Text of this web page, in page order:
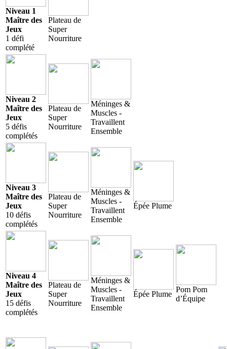
Niveau 1
Maître des
Jeux
1 défi
complété
Plateau de
Super
Nourriture
Niveau 2
Maître des
Jeux
5 défis
complétés
Plateau de
Super
Nourriture
Méninges &
Muscles -
Travaillent
Ensemble
Niveau 3
Maître des
Jeux
10 défis
complétés
Plateau de
Super
Nourriture
Méninges &
Muscles -
Travaillent
Ensemble
Épée Plume
Niveau 4
Maître des
Jeux
15 défis
complétés
Plateau de
Super
Nourriture
Méninges &
Muscles -
Travaillent
Ensemble
Épée Plume
Pom Pom
d’Équipe